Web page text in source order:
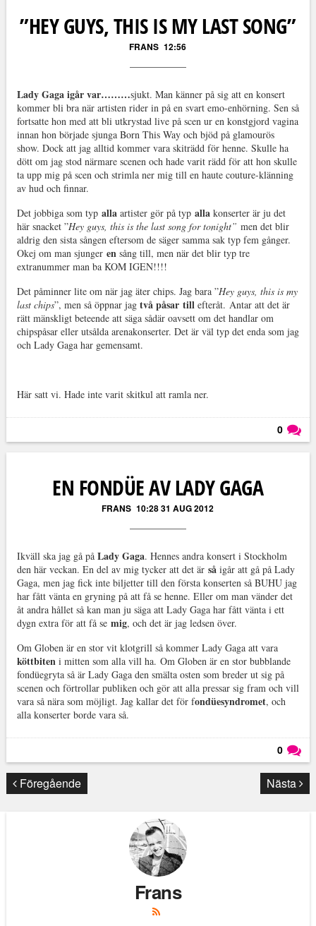
”HEY GUYS, THIS IS MY LAST SONG”
FRANS 12:56
Lady Gaga igår var………sjukt. Man känner på sig att en konsert
kommer bli bra när artisten rider in på en svart emo-enhörning. Sen så
fortsatte hon med att bli utkrystad live på scen ur en konstgjord vagina
innan hon började sjunga Born This Way och bjöd på glamourös
show. Dock att jag alltid kommer vara skiträdd för henne. Skulle ha
dött om jag stod närmare scenen och hade varit rädd för att hon skulle
ta upp mig på scen och strimla ner mig till en haute couture-klänning
av hud och finnar.
Det jobbiga som typ allaartister gör på typ allakonserter är ju det
här snacket ”Hey guys, this is the last song for tonight” men det blir
aldrig den sista sången eftersom de säger samma sak typ fem gånger.
Okej om man sjunger ensång till, men när det blir typ tre
extranummer man ba KOM IGEN!!!!
Det påminner lite om när jag äter chips. Jag bara ”Hey guys, this is my
last chips”, men så öppnar jag två påsar tillefteråt. Antar att det är
rätt mänskligt beteende att säga sådär oavsett om det handlar om
chipspåsar eller utsålda arenakonserter. Det är väl typ det enda som jag
och Lady Gaga har gemensamt.
Här satt vi. Hade inte varit skitkul att ramla ner.
0
EN FONDÜE AV LADY GAGA
FRANS 10:28 31 AUG 2012
Ikväll ska jag gå på Lady Gaga. Hennes andra konsert i Stockholm
den här veckan. En del av mig tycker att det är såigår att gå på Lady
Gaga, men jag fick inte biljetter till den första konserten så BUHU jag
har fått vänta en gryning på att få se henne. Eller om man vänder det
åt andra hållet så kan man ju säga att Lady Gaga har fått vänta i ett
dygn extra för att få se mig, och det är jag ledsen över.
Om Globen är en stor vit klotgrill så kommer Lady Gaga att vara
köttbiteni mitten som alla vill ha. Om Globen är en stor bubblande
fondüegryta så är Lady Gaga den smälta osten som breder ut sig på
scenen och förtrollar publiken och gör att alla pressar sig fram och vill
vara så nära som möjligt. Jag kallar det för fondüesyndromet, och
alla konserter borde vara så.
0
Läs kommentarer (0)
Föregående Nästa
Frans